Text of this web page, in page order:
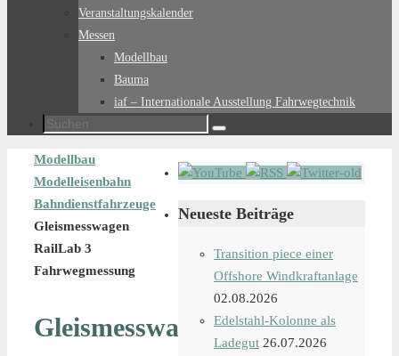
Veranstaltungskalender
Messen
Modellbau
Bauma
iaf – Internationale Ausstellung Fahrwegtechnik
Suchen
Suchen
Start
Modellbau
Modelleisenbahn
Bahndienstfahrzeuge
Gleismesswagen
RailLab 3
Fahrwegmessung
Gleismesswagen
Neueste Beiträge
Transition piece einer
Offshore Windkraftanlage
02.08.2026
Edelstahl-Kolonne als
Ladegut 26.07.2026